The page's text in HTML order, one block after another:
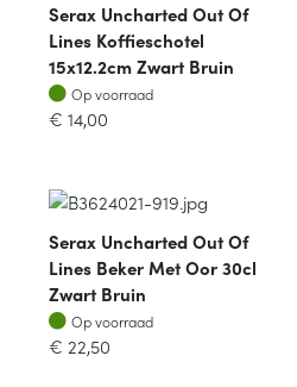
Serax Uncharted Out Of
Lines Koffieschotel
15x12.2cm Zwart Bruin
Op voorraad
Op voorraad
€ 14,00
Serax Uncharted Out Of
Lines Beker Met Oor 30cl
Zwart Bruin
Op voorraad
Op voorraad
€ 22,50